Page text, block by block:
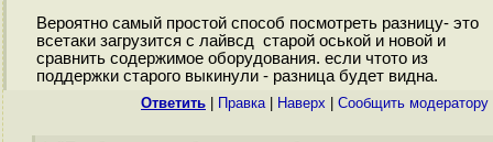
Вероятно самый простой способ посмотреть разницу- это
всетаки загрузится с лайвсд старой оськой и новой и
сравнить содержимое оборудования. если чтото из
поддержки старого выкинули - разница будет видна.
Ответить Правка| Наверх Cообщить модератору